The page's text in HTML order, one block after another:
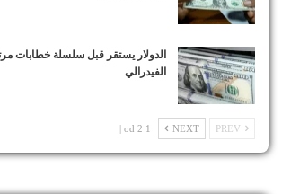
الدولار يستقر قبل سلسلة خطابات
الفيدرالي
NEXT
1 od 2 |